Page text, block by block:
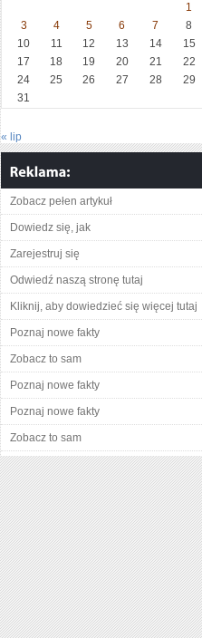
1
3
4 5 6 7 8
10
11 12 13 14 15
17
18 19 20 21 22
24
25 26 27 28 29
31
« lip
Zobacz pełen artykuł
Dowiedz się, jak
Zarejestruj się
Odwiedź naszą stronę tutaj
Kliknij, aby dowiedzieć się więcej tutaj
Poznaj nowe fakty
Zobacz to sam
Poznaj nowe fakty
Poznaj nowe fakty
Zobacz to sam